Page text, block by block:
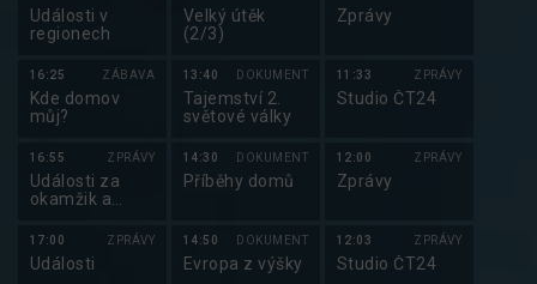
Události v
regionech
16:25 ZÁBAVA
Kde domov
můj?
16:55 ZPRÁVY
Události za
okamžik a
17:00 ZPRÁVY
Události
Velký útěk
(2/3)
13:40 DOKUMENT
Tajemství 2.
světové války
14:30 DOKUMENT
Příběhy domů
14:50 DOKUMENT
Evropa z výšky
Zprávy
11:33 ZPRÁVY
Studio ČT24
12:00 ZPRÁVY
Zprávy
12:03 ZPRÁVY
Studio ČT24